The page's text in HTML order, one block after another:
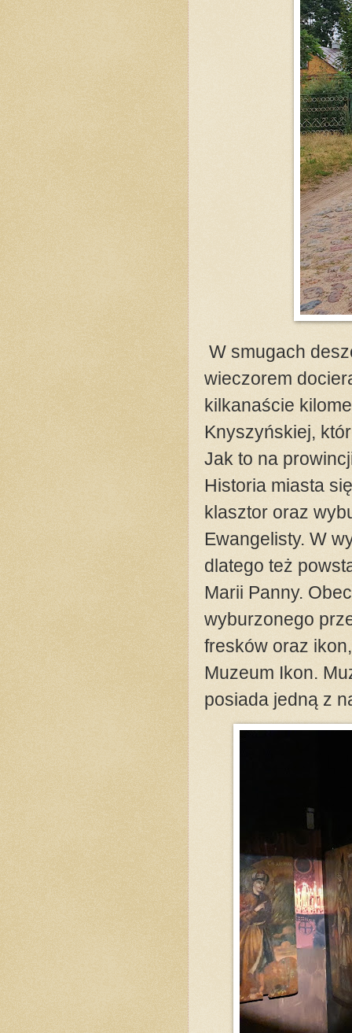
W smugach
wieczorem
kilkanaście
Knyszyńskiej,
Jak to na
Historia miasta
klasztor oraz
Ewangelisty. W
dlatego też
Marii Panny.
wyburzonego
fresków oraz
Muzeum Ikon.
posiada jedną z